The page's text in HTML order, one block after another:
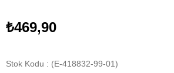
₺469,90
Stok Kodu
(E-418832-99-01)